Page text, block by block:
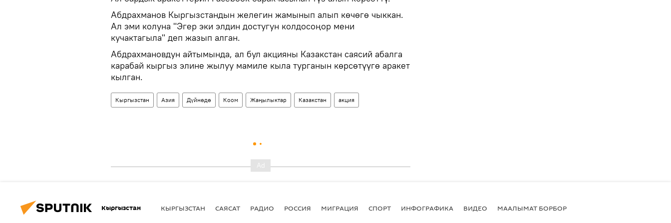
Абдрахманов Кыргызстандын желегин жамынып алып көчөгө чыккан.
Ал эми колуна "Эгер эки элдин достугун колдосоңор мени
кучактагыла" деп жазып алган.
Абдрахмановдун айтымында, ал бул акцияны Казакстан саясий абалга
карабай кыргыз элине жылуу мамиле кыла турганын көрсөтүүгө аракет
кылган.
Кыргызстан Азия Дүйнөдө Коом Жаңылыктар Казакстан акция
Кыргызстан КЫРГЫЗСТАН САЯСАТ РАДИО РОССИЯ МИГРАЦИЯ СПОРТ ИНФОГРАФИКА ВИДЕО МААЛЫМАТ БОРБОР